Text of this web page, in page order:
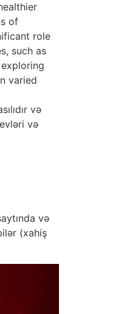
of
role
such as
varied
və
və
və
(xahiş